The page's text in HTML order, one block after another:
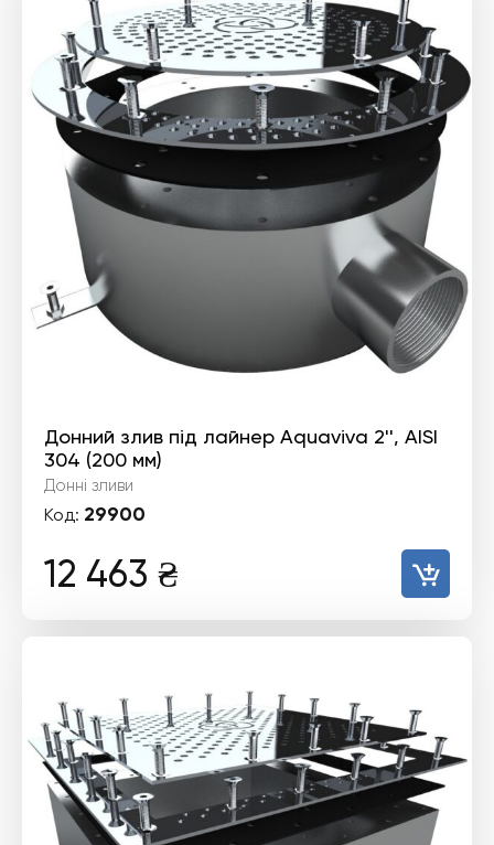
Донний злив під лайнер Aquaviva 2'', AISI
304 (200 мм)
Донні зливи
Код: 29900
12 463 ₴